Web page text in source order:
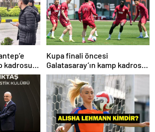
kadrosu
Kupa finali öncesi
Galatasaray’ın kamp kadrosu
belli oldu!